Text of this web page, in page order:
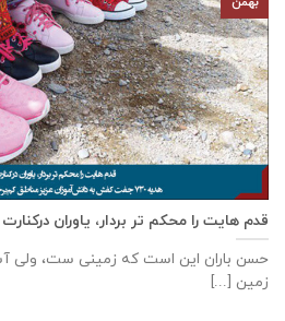
قدم هایت را محکم تر بردار، یاوران درکنارت هستند- ۲۰
حسن باران این است که زمینی ست، ولی
زمین [...]